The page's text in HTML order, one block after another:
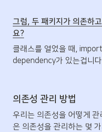
그럼, 두 패키지가 의존하
요?
클래스를 열었을 때,
dependency가 있는겁니
의존성 관리 방법
우리는 의존성을 어떻게
은 의존성을 관리하는 몇